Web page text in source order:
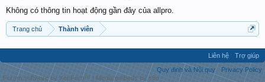
Không có thông tin hoạt động gần đây của allpro.
Trang chủ Thành viên
Liên hệ
Trợ giúp
Quy định và Nội quy
Privacy Policy
Forum software by XenForo™ | Media embeds by s9e